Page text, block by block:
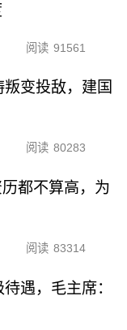
阅读 91561
变投敌，建国
阅读 80283
都不算高，为
阅读 83314
遇，毛主席：